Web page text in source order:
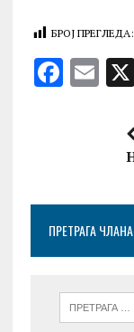
БРОЈ ПРЕГЛЕДА:
F
o
k
E
ПРЕТРАГА